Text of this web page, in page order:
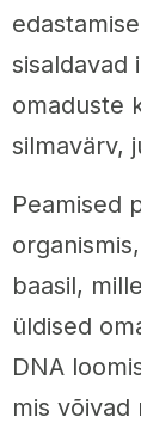
sisaldavad
omaduste
silmavärv,
Peamised
baasil,
üldised
DNA
mis võivad